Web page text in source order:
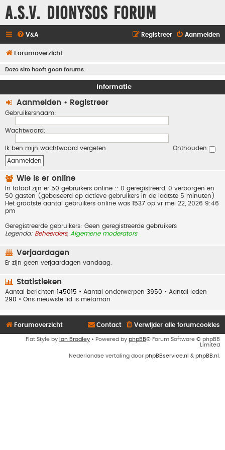
A.S.V. Dionysos Forum
V&A Aanmelden
Registreer
Forumoverzicht
Deze site heeft geen forums.
Informatie
Aanmelden • Registreer
Gebruikersnaam:
Wachtwoord:
Ik ben mijn wachtwoord vergeten Onthouden
Wie is er online
In totaal zijn er 50 gebruikers online :: 0 geregistreerd, 0 verborgen en
50 gasten (gebaseerd op actieve gebruikers in de laatste 5 minuten)
Het grootste aantal gebruikers online was 1537 op vr mei 22, 2026 9:46
pm
Geregistreerde gebruikers: Geen geregistreerde gebruikers
Legenda: Beheerders, Algemene moderators
Verjaardagen
Er zijn geen verjaardagen vandaag.
Statistieken
Aantal berichten 145015 • Aantal onderwerpen 3950 • Aantal leden
290 • Ons nieuwste lid is metaman
Forumoverzicht Verwijder alle forumcookies
Contact
Flat Style by Ian Bradley • Powered by phpBB® Forum Software © phpBB
Limited
Nederlandse vertaling door phpBBservice.nl & phpBB.nl